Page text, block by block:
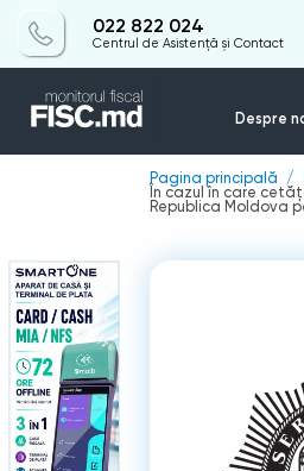
022 822 024
Centrul de Asistență și Contact
Despre
Pagina principală
În cazul în care
Republica Moldova